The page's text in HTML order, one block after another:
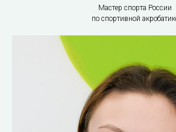
Мастер спорта России
по спортивной